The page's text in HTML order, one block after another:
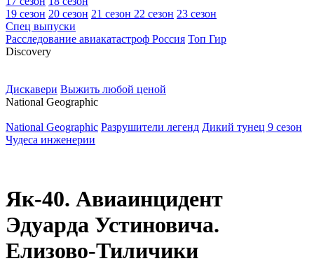
19 сезон 20 сезон 21 сезон 22 сезон 23 сезон
Спец выпуски
Расследование авиакатастроф Россия Топ Гир
Discovery
Дискавери Выжить любой ценой
National Geographic
National Geographic Разрушители легенд Дикий тунец 9 сезон
Чудеса инженерии
Як-40. Авиаинцидент
Эдуарда Устиновича.
Елизово-Тиличики